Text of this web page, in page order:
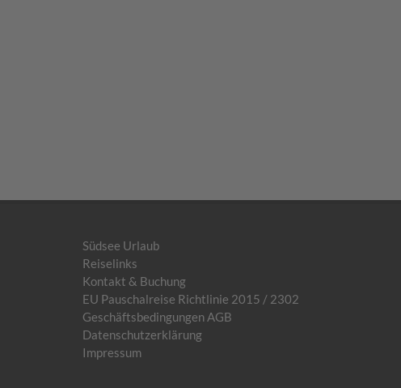
Südsee Urlaub
Reiselinks
Kontakt & Buchung
EU Pauschalreise Richtlinie 2015 / 2302
Geschäftsbedingungen AGB
Datenschutzerklärung
Impressum